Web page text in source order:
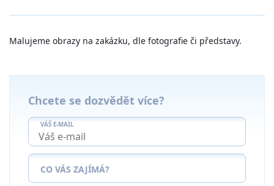
Malujeme obrazy na zakázku, dle fotografie či představy.
Chcete se dozvědět více?
VÁŠ E-MAIL
CO VÁS ZAJÍMÁ?